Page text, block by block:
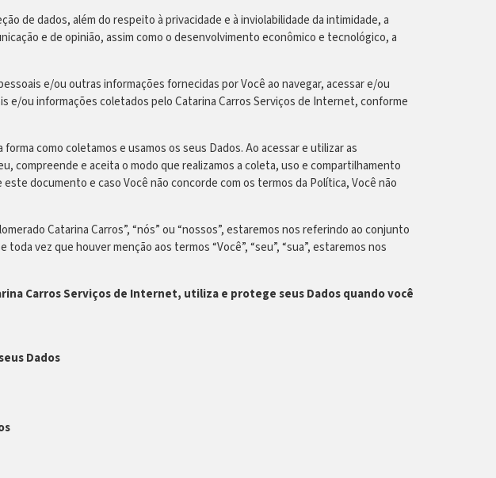
de dados, além do respeito à privacidade e à inviolabilidade da intimidade, a
e de opinião, assim como o desenvolvimento econômico e tecnológico, a
e/ou outras informações fornecidas por Você ao navegar, acessar e/ou
e/ou informações coletados pelo Catarina Carros Serviços de Internet, conforme
como coletamos e usamos os seus Dados. Ao acessar e utilizar as
compreende e aceita o modo que realizamos a coleta, uso e compartilhamento
documento e caso Você não concorde com os termos da Política, Você não
Catarina Carros”, “nós” ou “nossos”, estaremos nos referindo ao conjunto
vez que houver menção aos termos “Você”, “seu”, “sua”, estaremos nos
Carros Serviços de Internet, utiliza e protege seus Dados quando você
Dados